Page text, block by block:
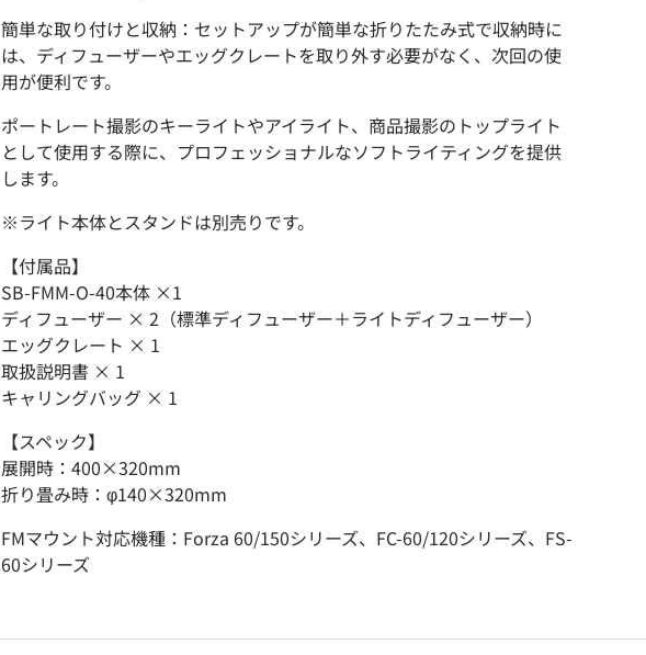
簡単な取り付けと収納：セットアップが簡単な折りたたみ式で収納時に
は、ディフューザーやエッグクレートを取り外す必要がなく、次回の使
用が便利です。
ポートレート撮影のキーライトやアイライト、商品撮影のトップライト
として使用する際に、プロフェッショナルなソフトライティングを提供
します。
※ライト本体とスタンドは別売りです。
【付属品】
SB-FMM-O-40本体 ×1
ディフューザー × 2（標準ディフューザー＋ライトディフューザー）
エッグクレート × 1
取扱説明書 × 1
キャリングバッグ × 1
【スペック】
展開時：400×320mm
折り畳み時：φ140×320mm
FMマウント対応機種：Forza 60/150シリーズ、FC-60/120シリーズ、FS-
60シリーズ